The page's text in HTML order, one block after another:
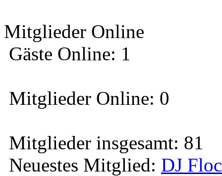
Mitglieder Online
Gäste Online: 1
Mitglieder Online: 0
Mitglieder insgesamt: 81
Neuestes Mitglied: DJ